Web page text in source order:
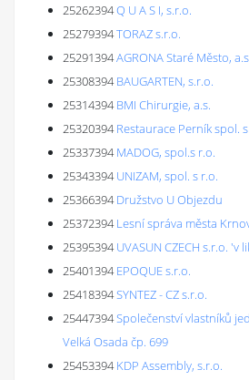
25262394Q U A S I, s.r.o.
25279394TORAZ s.r.o.
25291394AGRONA Staré Město,
25308394 BAUGARTEN, s.r.o.
25314394 BMI Chirurgie, a.s.
25320394 Restaurace Perník spol.
25337394 MADOG, spol.s r.o.
25343394 UNIZAM, spol. s r.o.
25366394 Družstvo U Objezdu
25372394 Lesní správa města
25395394 UVASUN CZECH s.r.o. 'v
25401394 EPOQUE s.r.o.
25418394SYNTEZ - CZ s.r.o.
25447394Společenství vlastníků
Velká Osada čp. 699
25453394 KDP Assembly, s.r.o.